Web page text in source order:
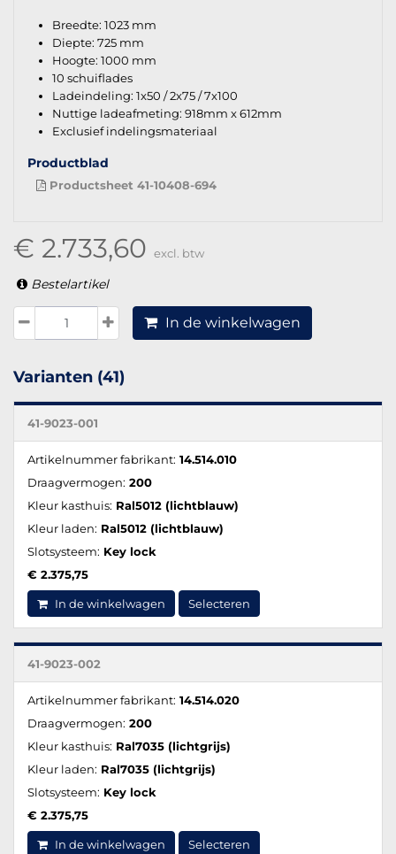
Breedte: 1023 mm
Diepte: 725 mm
Hoogte: 1000 mm
10 schuiflades
Ladeindeling: 1x50 / 2x75 / 7x100
Nuttige ladeafmeting: 918mm x 612mm
Exclusief indelingsmateriaal
Productblad
Productsheet 41-10408-694
€ 2.733,60 excl. btw
Bestelartikel
In de winkelwagen
Varianten (41)
41-9023-001
Artikelnummer fabrikant: 14.514.010
Draagvermogen: 200
Kleur kasthuis: Ral5012 (lichtblauw)
Kleur laden: Ral5012 (lichtblauw)
Slotsysteem: Key lock
€ 2.375,75
In de winkelwagen Selecteren
41-9023-002
Artikelnummer fabrikant: 14.514.020
Draagvermogen: 200
Kleur kasthuis: Ral7035 (lichtgrijs)
Kleur laden: Ral7035 (lichtgrijs)
Slotsysteem: Key lock
€ 2.375,75
In de winkelwagen Selecteren